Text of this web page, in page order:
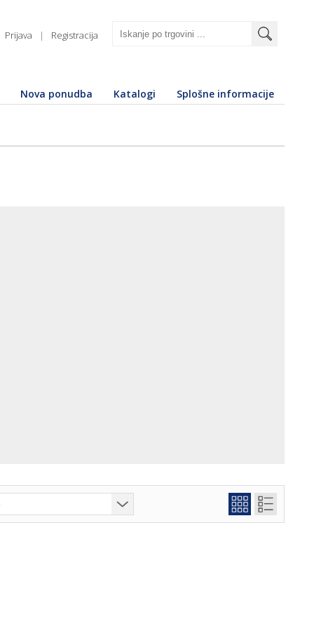
Prijava | Registracija
Nova ponudba Katalogi Splošne informacije